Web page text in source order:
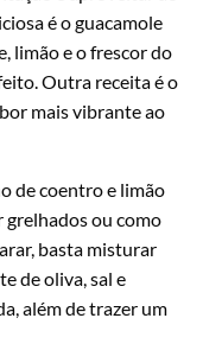
é o guacamole
limão e o frescor do
Outra receita é o
mais vibrante ao
de coentro e limão
grelhados ou como
basta misturar
de oliva, sal e
além de trazer um